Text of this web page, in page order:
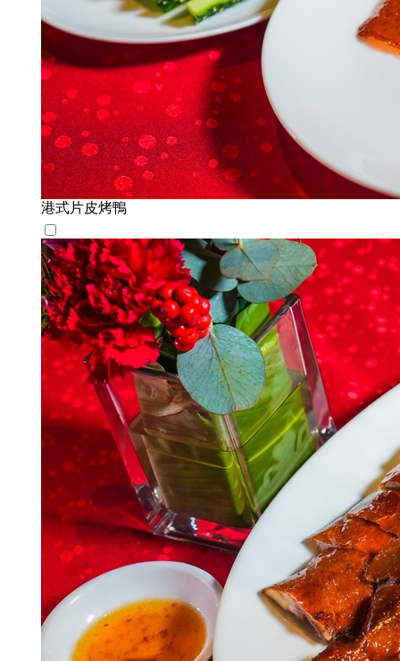
港式片皮烤鴨